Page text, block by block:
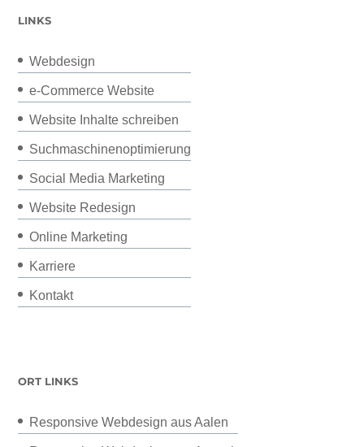
LINKS
Webdesign
e-Commerce Website
Website Inhalte schreiben
Suchmaschinenoptimierung
Social Media Marketing
Website Redesign
Online Marketing
Karriere
Kontakt
ORT LINKS
Responsive Webdesign aus Aalen